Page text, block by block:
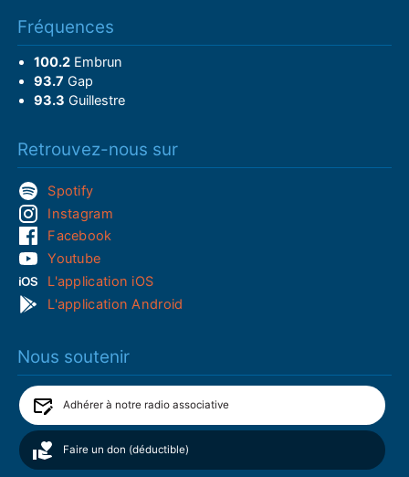
Fréquences
100.2Embrun
93.7 Gap
93.3 Guillestre
Retrouvez-nous sur
Spotify
Instagram
Facebook
Youtube
L'application iOS
L'application Android
Nous soutenir
Adhérer à notre radio associative
Faire un don (déductible)